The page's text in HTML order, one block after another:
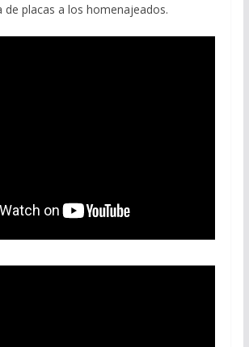
de placas a los homenajeados.